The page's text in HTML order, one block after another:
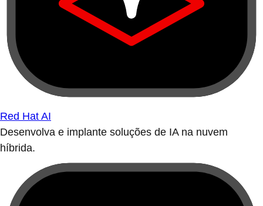
Red Hat AI
Desenvolva e implante soluções de IA na nuvem
híbrida.